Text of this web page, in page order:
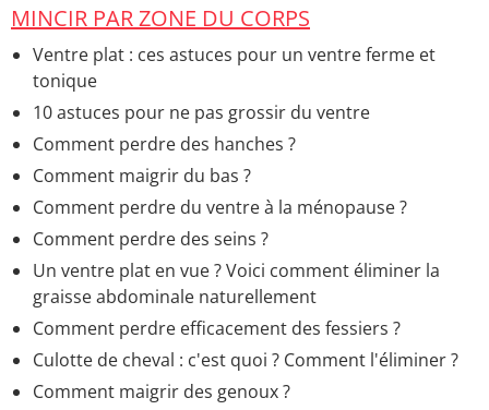
Remèdes naturels et autres médecines douces
Ventre gonflé remède de grand-mère bicarbonate
Accueil - Remèdes naturels et autres médecines
douces
Remède de grand-mère infection urinaire citron
Accueil - Remèdes naturels et autres médecines
douces
MINCIR PAR ZONE DU CORPS
Ventre plat : ces astuces pour un ventre ferme et
tonique
10 astuces pour ne pas grossir du ventre
Comment perdre des hanches ?
Comment maigrir du bas ?
Comment perdre du ventre à la ménopause ?
Comment perdre des seins ?
Un ventre plat en vue ? Voici comment éliminer la
graisse abdominale naturellement
Comment perdre efficacement des fessiers ?
Culotte de cheval : c'est quoi ? Comment l'éliminer ?
Comment maigrir des genoux ?